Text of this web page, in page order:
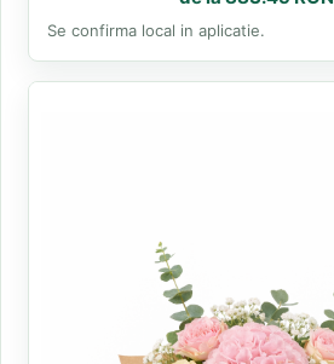
Se confirma local in aplicatie.